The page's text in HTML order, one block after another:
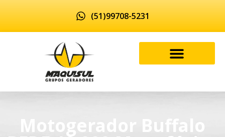
(51)99708-5231
Motogerador Buffalo